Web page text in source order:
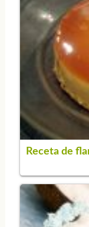
Receta de